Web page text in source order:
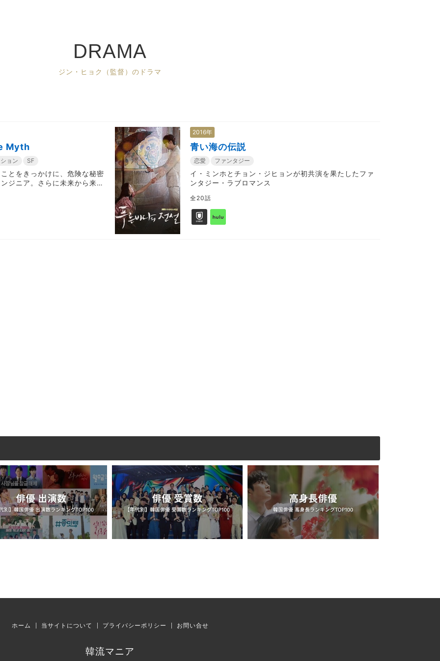
DRAMA
ジン・ヒョク（監督）のドラマ
Myth
ョン SF
とをきっかけに、危険な秘密
ジニア。さらに未来から来た
2016年
青い海の伝説
恋愛 ファンタジー
イ・ミンホとチョン・ジヒョンが初共演を果たしたファ
ンタジー・ラブロマンス
全20話
ホーム 当サイトについて プライバシーポリシー お問い合せ
韓流マニア